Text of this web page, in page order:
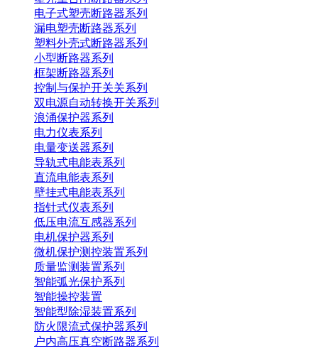
电子式塑壳断路器系列
漏电塑壳断路器系列
塑料外壳式断路器系列
小型断路器系列
框架断路器系列
控制与保护开关关系列
双电源自动转换开关系列
浪涌保护器系列
电力仪表系列
电量变送器系列
导轨式电能表系列
直流电能表系列
壁挂式电能表系列
指针式仪表系列
低压电流互感器系列
电机保护器系列
微机保护测控装置系列
质量监测装置系列
智能弧光保护系列
智能操控装置
智能型除湿装置系列
防火限流式保护器系列
户内高压真空断路器系列